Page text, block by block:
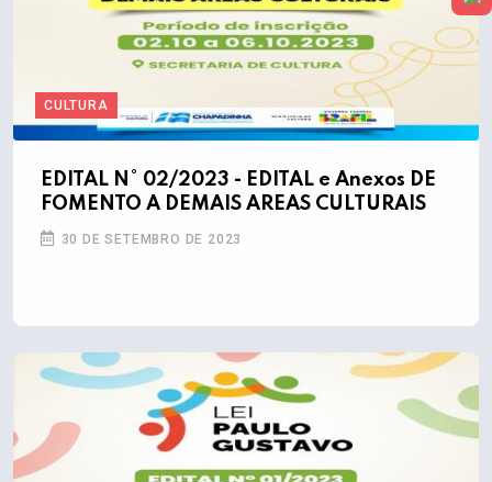
CULTURA
EDITAL N° 02/2023 - EDITAL e Anexos DE
FOMENTO A DEMAIS AREAS CULTURAIS
30 DE SETEMBRO DE 2023